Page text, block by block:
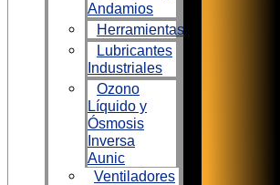
Andamios
Herramientas
Lubricantes
Industriales
Ozono
Líquido y
Ósmosis
Inversa
Aunic
Ventiladores